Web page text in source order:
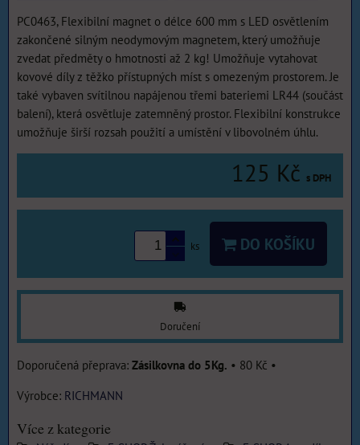
PC0463, Flexibilní magnet o délce 600 mm s LED osvětlením
zakončené silným neodymovým magnetem, který umožňuje
zvedat předměty o hmotnosti až 2 kg! Umožňuje vytahovat
kovové díly z těžko přístupných míst s omezeným prostorem. Je
také vybaven svítilnou napájenou třemi bateriemi LR44 (součást
balení), která osvětluje zatemněný prostor. Flexibilní konstrukce
umožňuje širší rozsah použití a umístění v libovolném úhlu.
125 Kč s DPH
ks DO KOŠÍKU
Doručení
Zásilkovna do 5Kg. • 80 Kč •
Výrobce: RICHMANN
Více z kategorie